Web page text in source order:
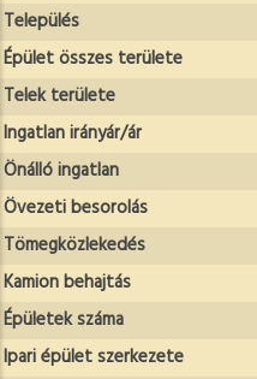
Település
Épület összes területe
Telek területe
Ingatlan irányár/ár
Önálló ingatlan
Övezeti besorolás
Tömegközlekedés
Kamion behajtás
Épületek száma
Ipari épület szerkezete